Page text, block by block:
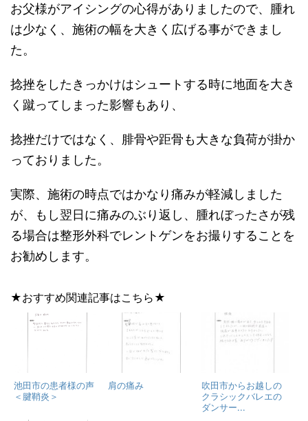
お父様がアイシングの心得がありましたので、腫れ
は少なく、施術の幅を大きく広げる事ができまし
た。
捻挫をしたきっかけはシュートする時に地面を大き
く蹴ってしまった影響もあり、
捻挫だけではなく、腓骨や距骨も大きな負荷が掛か
っておりました。
実際、施術の時点ではかなり痛みが軽減しました
が、もし翌日に痛みのぶり返し、腫れぼったさが残
る場合は整形外科でレントゲンをお撮りすることを
お勧めします。
★おすすめ関連記事はこちら★
池田市の患者様の声
＜腱鞘炎＞
肩の痛み
吹田市からお越しの
クラシックバレエの
ダンサー...